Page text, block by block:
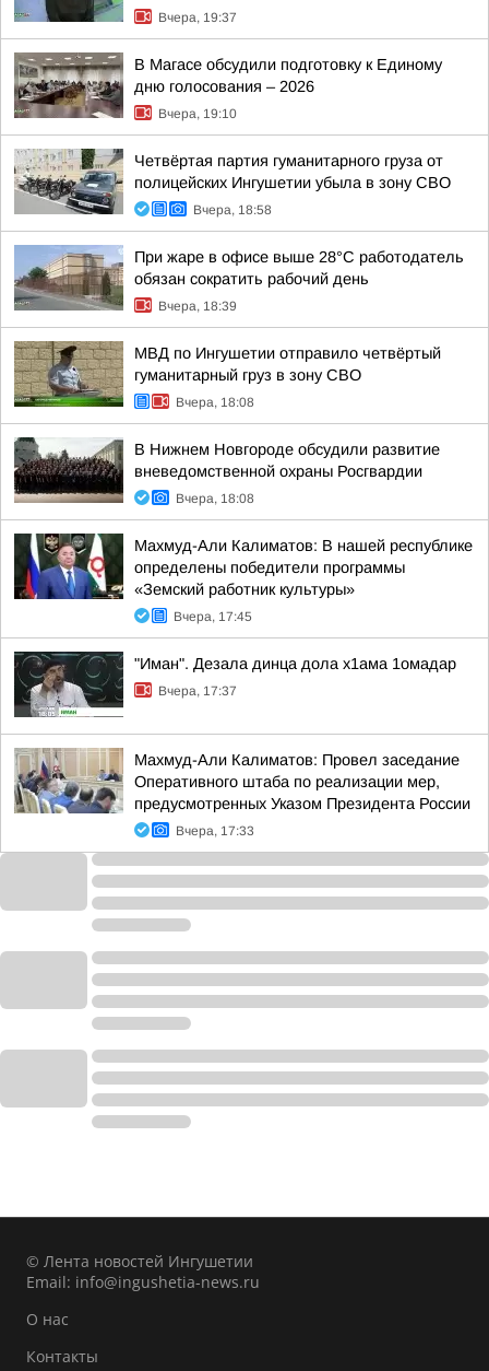
Вчера, 19:37
В Магасе обсудили подготовку к Единому
дню голосования – 2026
Вчера, 19:10
Четвёртая партия гуманитарного груза от
полицейских Ингушетии убыла в зону СВО
Вчера, 18:58
При жаре в офисе выше 28°C работодатель
обязан сократить рабочий день
Вчера, 18:39
МВД по Ингушетии отправило четвёртый
гуманитарный груз в зону СВО
Вчера, 18:08
В Нижнем Новгороде обсудили развитие
вневедомственной охраны Росгвардии
Вчера, 18:08
Махмуд-Али Калиматов: В нашей республике
определены победители программы
«Земский работник культуры»
Вчера, 17:45
"Иман". Дезала динца дола х1ама 1омадар
Вчера, 17:37
Махмуд-Али Калиматов: Провел заседание
Оперативного штаба по реализации мер,
предусмотренных Указом Президента России
Вчера, 17:33
© Лента новостей Ингушетии
Email: info@ingushetia-news.ru
О нас
Контакты